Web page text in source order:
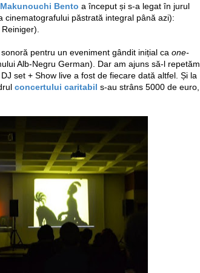
Makunouchi Bento a început și s-a legat în jurul
cinematografului păstrată integral până azi):
pentru un eveniment gândit inițial ca one-
Alb-Negru German). Dar am ajuns să-l repetăm
set + Show live a fost de fiecare dată altfel. Și la
concertului caritabil s-au strâns 5000 de euro,